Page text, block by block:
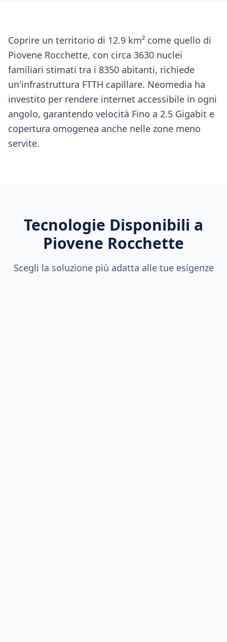
Coprire un territorio di 12.9 km² come quello di
Piovene Rocchette, con circa 3630 nuclei
familiari stimati tra i 8350 abitanti, richiede
un'infrastruttura FTTH capillare. Neomedia ha
investito per rendere internet accessibile in ogni
angolo, garantendo velocità Fino a 2.5 Gigabit e
copertura omogenea anche nelle zone meno
servite.
Tecnologie Disponibili a
Piovene Rocchette
Scegli la soluzione più adatta alle tue esigenze